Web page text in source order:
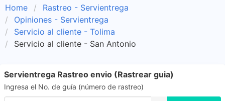
Home
Rastreo - Servientrega
Opiniones - Servientrega
Servicio al cliente - Tolima
Servicio al cliente - San Antonio
Servientrega Rastreo envio (Rastrear guia)
Ingresa el No. de guía (número de rastreo)